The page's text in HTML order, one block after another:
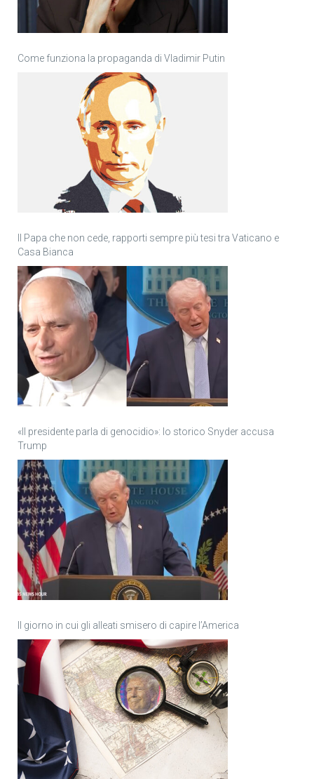
Come funziona la propaganda di Vladimir Putin
Il Papa che non cede, rapporti sempre più tesi tra Vaticano e
Casa Bianca
«Il presidente parla di genocidio»: lo storico Snyder accusa
Trump
Il giorno in cui gli alleati smisero di capire l’America